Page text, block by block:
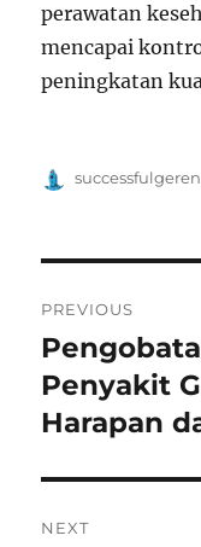
perawatan
mencapai
peningkatan
Author
pos
PREVIOUS
Previous
post:
Penyakit
Harapan
NEXT